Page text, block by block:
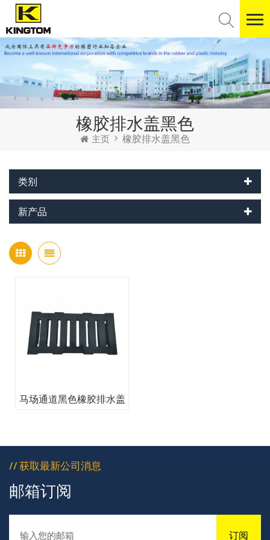
橡胶排水盖黑色
主页 橡胶排水盖黑色
类别
新产品
马场通道黑色橡胶排水盖
// 获取最新公司消息
邮箱订阅
订阅